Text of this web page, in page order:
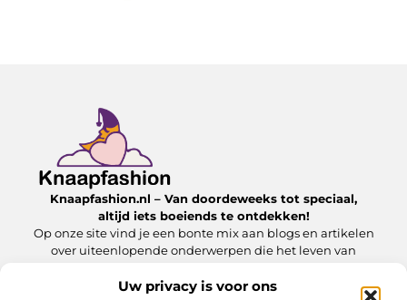
Uw privacy is voor ons
Knaapfashion.nl – Van doordeweeks tot speciaal,
altijd iets boeiends te ontdekken!
Op onze site vind je een bonte mix aan blogs en artikelen
over uiteenlopende onderwerpen die het leven van